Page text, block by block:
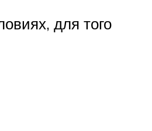
для того